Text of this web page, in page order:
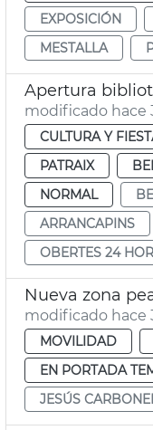
EXPOSICIÓN
MESTALLA
Apertura
modificado hace
CULTURA Y
PATRAIX
NORMAL
ARRANCAPINS
OBERTES 24
Nueva zona
modificado hace
MOVILIDAD
EN PORTADA
JESÚS